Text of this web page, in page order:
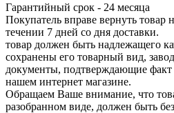
Гарантийный срок - 24 месяца
Покупатель вправе вернуть товар
течении 7 дней со дня доставки.
товар должен быть надлежащего
сохранены его товарный вид,
документы, подтверждающие факт
нашем интернет магазине.
Обращаем Ваше внимание, что
разобранном виде, должен быть